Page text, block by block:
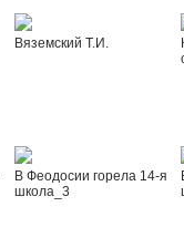
Вяземский Т.И.
В Феодосии горела 14-я
школа_3